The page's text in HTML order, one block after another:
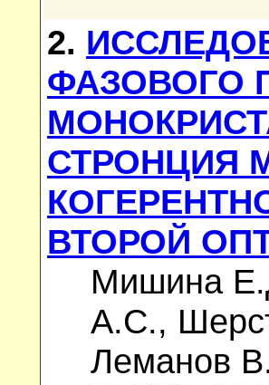
2.
ФАЗОВОГО
СТРОНЦИЯ
ВТОРОЙ
Мишина
А.С.,
Леманов